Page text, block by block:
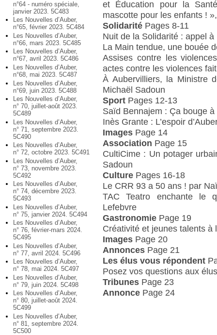
n°64 - numéro spéciale,
janvier 2023. 5C483
Les Nouvelles d’Auber,
n°65, février 2023. 5C484
Les Nouvelles d’Auber,
n°66, mars 2023. 5C485
Les Nouvelles d’Auber,
n°67, avril 2023. 5C486
Les Nouvelles d’Auber,
n°68, mai 2023. 5C487
Les Nouvelles d’Auber,
n°69, juin 2023. 5C488
Les Nouvelles d’Auber,
n° 70, juillet-août 2023.
5C489
Les Nouvelles d’Auber,
n° 71, septembre 2023.
5C490
Les Nouvelles d’Auber,
n° 72, octobre 2023. 5C491
Les Nouvelles d’Auber,
n° 73, novembre 2023.
5C492
Les Nouvelles d’Auber,
n° 74, décembre 2023.
5C493
Les Nouvelles d’Auber,
n° 75, janvier 2024. 5C494
Les Nouvelles d’Auber,
n° 76, février-mars 2024.
5C495
Les Nouvelles d’Auber,
n° 77, avril 2024. 5C496
Les Nouvelles d’Auber,
n° 78, mai 2024. 5C497
Les Nouvelles d’Auber,
n° 79, juin 2024. 5C498
Les Nouvelles d’Auber,
n° 80, juillet-août 2024.
5C499
Les Nouvelles d’Auber,
n° 81, septembre 2024.
5C500
et Éducation pour la
mascotte pour les enfants !
Solidarité Pages 8-11
Nuit de la Solidarité : appel
La Main tendue, une bouée
Assises contre les
actes contre les violences
À Aubervilliers, la Ministre
Michaël Sadoun
Sport Pages 12-13
Saïd Bennajem : Ça bouge
Inès Grante : L’espoir
Images Page 14
Association Page 15
CultiCime : Un potager
Sadoun
Culture Pages 16-18
Le CRR 93 a 50 ans ! par
TAC Teatro enchante le
Lefebvre
Gastronomie Page 19
Créativité et jeunes talents à
Images Page 20
Annonces Page 21
Les élus vous répondent
Posez vos questions aux
Tribunes Page 23
Annonce Page 24